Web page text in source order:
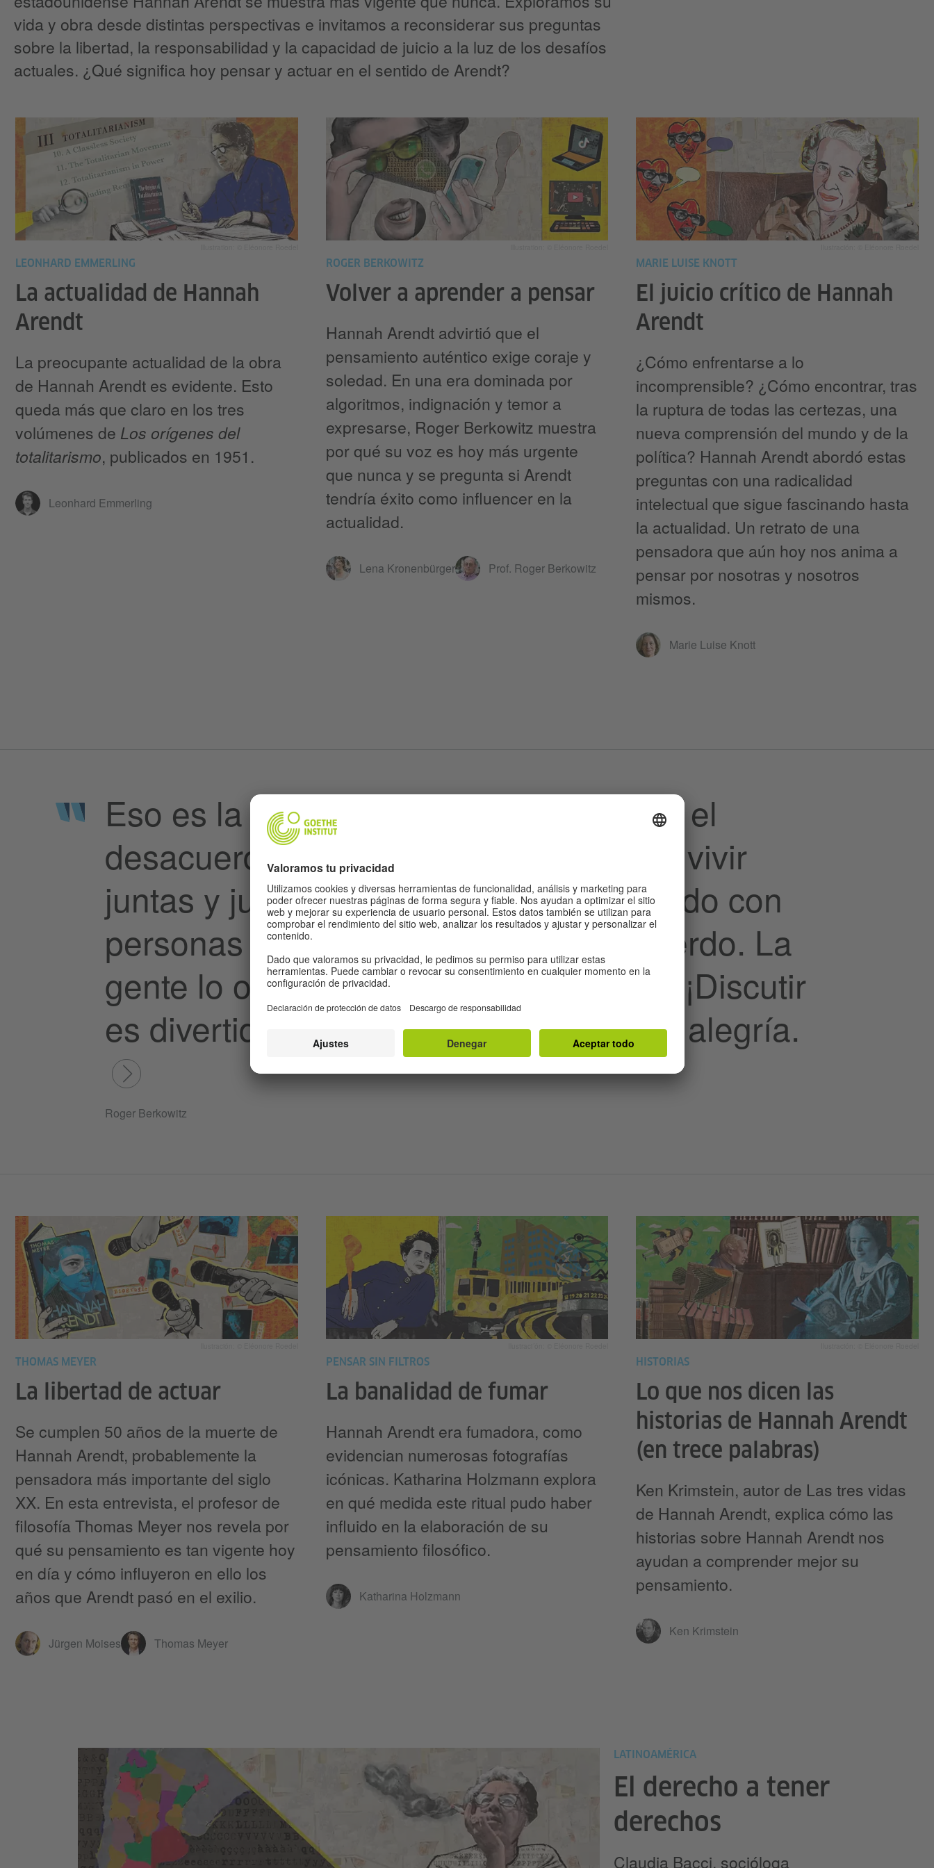
vida y obra desde distintas perspectivas e invitamos a reconsiderar sus preguntas
sobre la libertad, la responsabilidad y la capacidad de juicio a la luz de los desafíos
actuales. ¿Qué significa hoy pensar y actuar en el sentido de Arendt?
LEONHARD EMMERLING
La actualidad de Hannah
Arendt
La preocupante actualidad de la obra
de Hannah Arendt es evidente. Esto
queda más que claro en los tres
volúmenes de Los orígenes del
totalitarismo, publicados en 1951.
Leonhard Emmerling
ROGER BERKOWITZ
Volver a aprender a pensar
Hannah Arendt advirtió que el
pensamiento auténtico exige coraje y
soledad. En una era dominada por
algoritmos, indignación y temor a
expresarse, Roger Berkowitz muestra
por qué su voz es hoy más urgente
que nunca y se pregunta si Arendt
tendría éxito como influencer en la
actualidad.
Lena Kronenbürger Prof. Roger Berkowitz
MARIE LUISE KNOTT
El juicio crítico de Hannah
Arendt
¿Cómo enfrentarse a lo
incomprensible? ¿Cómo encontrar, tras
la ruptura de todas las certezas, una
nueva comprensión del mundo y de la
política? Hannah Arendt abordó estas
preguntas con una radicalidad
intelectual que sigue fascinando hasta
la actualidad. Un retrato de una
pensadora que aún hoy nos anima a
pensar por nosotras y nosotros
mismos.
Marie Luise Knott
Eso es la política: encontrar sentido en el
desacuerdo y la pluralidad, aprender a vivir
juntas y juntos e incluso disfrutar estando con
personas con las que no estás de acuerdo. La
gente lo olvida: ¡discrepar es divertido! ¡Discutir
es divertido! Necesitamos reavivar esa alegría.
Roger Berkowitz
THOMAS MEYER
La libertad de actuar
Se cumplen 50 años de la muerte de
Hannah Arendt, probablemente la
pensadora más importante del siglo
XX. En esta entrevista, el profesor de
filosofía Thomas Meyer nos revela por
qué su pensamiento es tan vigente hoy
en día y cómo influyeron en ello los
años que Arendt pasó en el exilio.
Jürgen Moises Thomas Meyer
PENSAR SIN FILTROS
La banalidad de fumar
Hannah Arendt era fumadora, como
evidencian numerosas fotografías
icónicas. Katharina Holzmann explora
en qué medida este ritual pudo haber
influido en la elaboración de su
pensamiento filosófico.
Katharina Holzmann
HISTORIAS
Lo que nos dicen las
historias de Hannah Arendt
(en trece palabras)
Ken Krimstein, autor de Las tres vidas
de Hannah Arendt, explica cómo las
historias sobre Hannah Arendt nos
ayudan a comprender mejor su
pensamiento.
Ken Krimstein
LATINOAMÉRICA
El derecho a tener
derechos
Claudia Bacci, socióloga